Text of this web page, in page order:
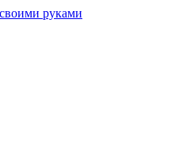
руками